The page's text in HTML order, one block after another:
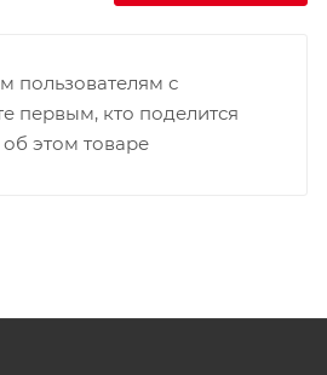
пользователям с
первым, кто поделится
этом товаре